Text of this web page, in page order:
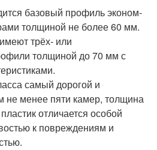
базовый профиль эконом-
толщиной не более 60 мм.
трёх- или
толщиной до 70 мм с
самый дорогой и
не менее пяти камер, толщина
отличается особой
к повреждениям и